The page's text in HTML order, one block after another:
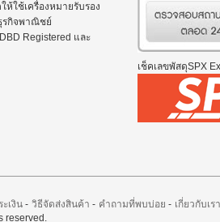
ห้ใช้เครื่องหมายรับรอง
รกิจพาณิชย์
Registered และ
เช็คเลขพัสดุSPX
เงิน- วิธีจัดส่งสินค้า - คำถามที่พบบ่อย - เกี่ยวกับเรา
reserved.